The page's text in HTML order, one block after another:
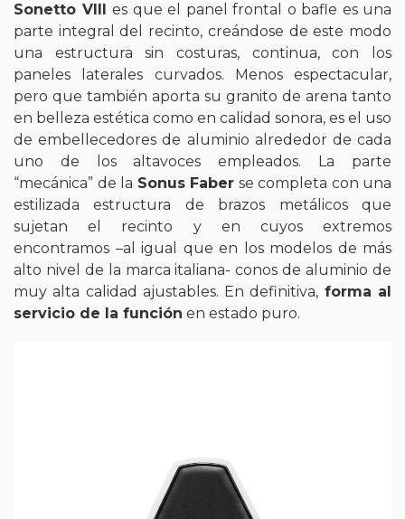
Sonetto VIII es que el panel frontal o bafle es una
parte integral del recinto, creándose de este modo
una estructura sin costuras, continua, con los
paneles laterales curvados. Menos espectacular,
pero que también aporta su granito de arena tanto
en belleza estética como en calidad sonora, es el uso
de embellecedores de aluminio alrededor de cada
uno de los altavoces empleados. La parte
“mecánica” de la Sonus Faber se completa con una
estilizada estructura de brazos metálicos que
sujetan el recinto y en cuyos extremos
encontramos –al igual que en los modelos de más
alto nivel de la marca italiana- conos de aluminio de
muy alta calidad ajustables. En definitiva, forma al
servicio de la función en estado puro.